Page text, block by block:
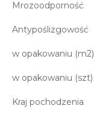
Mrozoodporność
Antypoślizgowość
w opakowaniu (m2)
w opakowaniu (szt)
Kraj pochodzenia